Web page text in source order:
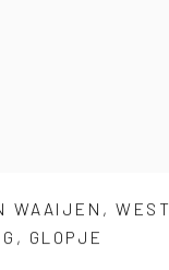
WAAIJEN ,
, GLOPJE